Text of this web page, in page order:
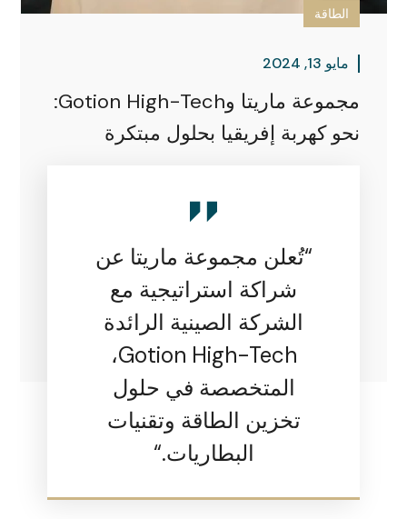
الطاقة
مايو 13, 2024
مجموعة ماريتا وGotion High-Tech:
نحو كهربة إفريقيا بحلول مبتكرة
“تُعلن مجموعة ماريتا عن
شراكة استراتيجية مع
الشركة الصينية الرائدة
Gotion High-Tech،
المتخصصة في حلول
تخزين الطاقة وتقنيات
البطاريات.“